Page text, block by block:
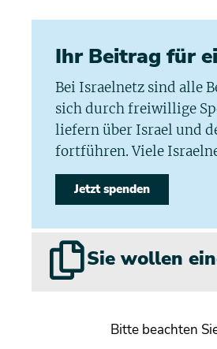
Ihr Beitrag für
Bei Israelnetz sind alle
sich durch freiwillige
liefern über Israel und
fortführen. Viele
Jetzt spenden
Sie wollen
Bitte beachten